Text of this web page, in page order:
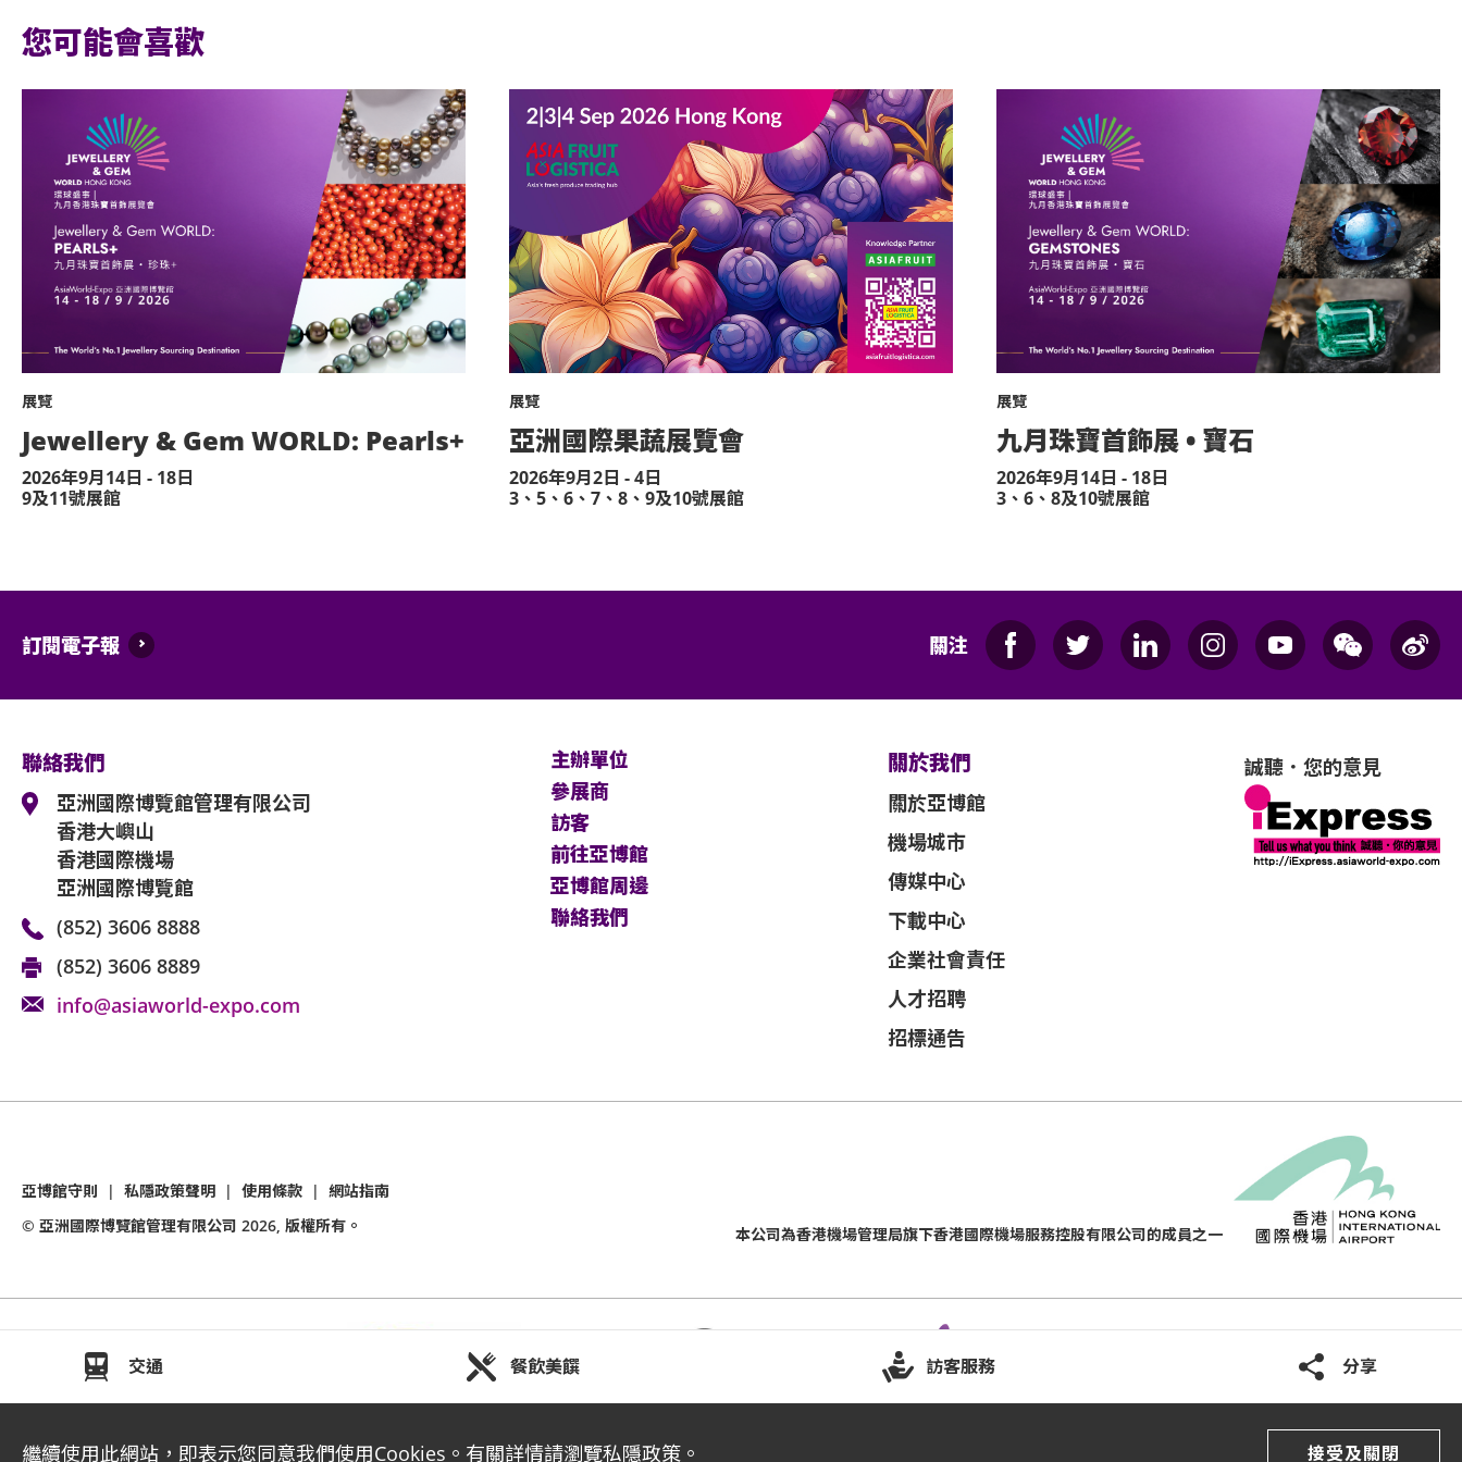
繼續使用此網站，即表示您同意我們使用Cookies。有關詳情請瀏覽私隱政策 。 接受及關閉
交通 餐飲美饌 訪客服務 分享
*行動不便的證明指「殘疾人士登記證」（肢體傷殘類別）或其他有效的醫生證明文
件以顯示行動不便。
若持票人士所持門票之相應座位未能符合持票人士對個別座位需求或進出需求，亞洲國際
博覽館管理有限公司及活動主辦機構有權拒絕持票人進入場地並且不會作出任何退款。
持票的輪椅人士若需要場館職員協助入座，請在節目前致電亞洲國際博覽館（+852-3606
8000）以便預先安排。亦請輪椅人士提早到達演出場地，以便場館職員安排順利入座。
亞洲國際博覽館範圍內嚴禁吸煙。
嚴禁攜帶玻璃樽、任何比空氣輕的充氣物體，不論其物料（如：氣球）、任何危險品、武
器、噴霧類或利器等物品進入表演場內。
於亞洲國際博覽館範圍內嚴禁攜帶及使用違禁藥物。
於亞洲國際博覽館範圍內嚴禁售賣或派發未獲授權的商品或其他物品。
不准站於座椅上。
不准於樓梯及公眾走廊停留。
嚴禁攜帶及發放煙花、煙火、或使用激光儀器。
不准攜帶及使用任何遙控飛行設備或玩具（如：模型直升機、無人駕駛飛機）。
演出可能會有強光、閃光或煙霧效果，如觀眾感到不適或需要協助，請盡快通知現場醫療
或保安人員。
除獲亞洲國際博覽館管理有限公司所發出之書面同意的導盲犬外，所有人士均不得攜帶任
可適用條款及細則。各項條款及細則將不時修改而不作另行通知。
亞洲國際博覽館管理有限公司作為場地提供者不能保證參加者的視野在活動中完全不受任
何阻礙。
如有任何爭議，亞洲國際博覽館管理有限公司及主辦機構保留最終決定權。
如中、英文版本啟示有任何牴觸或不相符之處，應以英文版本為準。
您可能會喜歡
展覽
Jewellery & Gem WORLD: Pearls+
2026年9月14日 - 18日
9及11號展館
展覽
亞洲國際果蔬展覽會
2026年9月2日 - 4日
3、5、6、7、8、9及10號展館
展覽
九月珠寶首飾展 • 寶石
2026年9月14日 - 18日
3、6、8及10號展館
訂閱電子報 關注
聯絡我們
亞洲國際博覽館管理有限公司
香港大嶼山
香港國際機場
亞洲國際博覽館
(852) 3606 8888
(852) 3606 8889
info@asiaworld-expo.com
主辦單位
參展商
訪客
前往亞博館
亞博館周邊
聯絡我們
關於我們
關於亞博館
機場城市
傳媒中心
下載中心
企業社會責任
人才招聘
招標通告
誠聽．您的意見
亞博館守則 | 私隱政策聲明 | 使用條款 | 網站指南
© 亞洲國際博覽館管理有限公司 2026, 版權所有。 本公司為香港機場管理局旗下香港國際機場服務控股有限公司的成員之一